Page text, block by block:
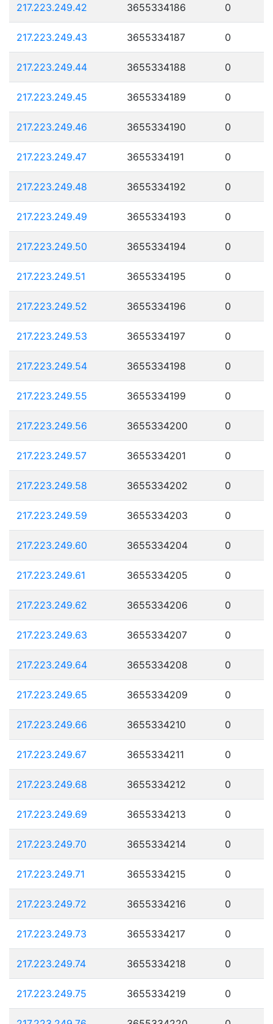
217.223.249.42 3655334186 0
217.223.249.43 3655334187 0
217.223.249.44 3655334188 0
217.223.249.45 3655334189 0
217.223.249.46 3655334190 0
217.223.249.47 3655334191 0
217.223.249.48 3655334192 0
217.223.249.49 3655334193 0
217.223.249.50 3655334194 0
217.223.249.51 3655334195 0
217.223.249.52 3655334196 0
217.223.249.53 3655334197 0
217.223.249.54 3655334198 0
217.223.249.55 3655334199 0
217.223.249.56 3655334200 0
217.223.249.57 3655334201 0
217.223.249.58 3655334202 0
217.223.249.59 3655334203 0
217.223.249.60 3655334204 0
217.223.249.61 3655334205 0
217.223.249.62 3655334206 0
217.223.249.63 3655334207 0
217.223.249.64 3655334208 0
217.223.249.65 3655334209 0
217.223.249.66 3655334210 0
217.223.249.67 3655334211 0
217.223.249.68 3655334212 0
217.223.249.69 3655334213 0
217.223.249.70 3655334214 0
217.223.249.71 3655334215 0
217.223.249.72 3655334216 0
217.223.249.73 3655334217 0
217.223.249.74 3655334218 0
217.223.249.75 3655334219 0